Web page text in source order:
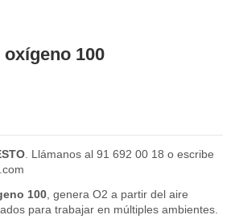
100
. Llámanos al 91 692 00 18 o escribe
100 , genera O2 a partir del aire
para trabajar en múltiples ambientes.